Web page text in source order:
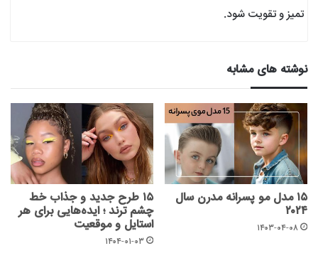
تمیز و تقویت شود.
نوشته های مشابه
۱۵ مدل مو پسرانه مدرن سال
۲۰۲۴
۱۴۰۳-۰۴-۰۸
۱۵ طرح جدید و جذاب خط
چشم ترند ؛ ایده‌هایی برای هر
استایل و موقعیت
۱۴۰۴-۰۱-۰۳